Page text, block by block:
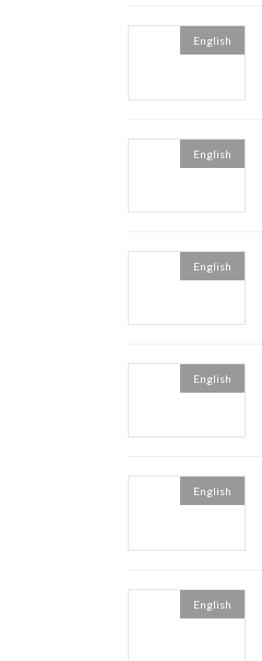
English
English
English
English
English
English